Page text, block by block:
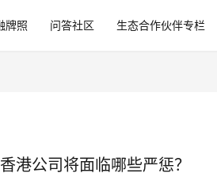
牌照 问答社区 生态合作伙伴专栏
港公司将面临哪些严惩？